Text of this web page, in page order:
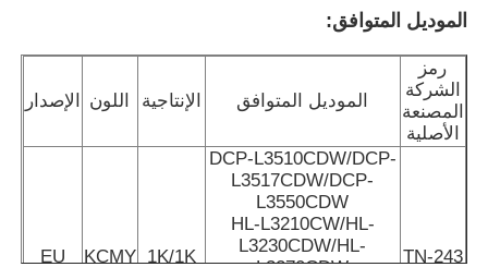
شريحة حبر ليكسمارك
شريحة حبر كيوسيرا
شريحة حبر سامسونج
الموديل المتوافق:
رمز
الشركة
المصنعة
الأصلية
الموديل المتوافق الإنتاجية اللون الإصدار
TN-243
DCP-L3510CDW/DCP-
L3517CDW/DCP-
L3550CDW
HL-L3210CW/HL-
L3230CDW/HL-
L3270CDW
1K/1K
KCMY
EU